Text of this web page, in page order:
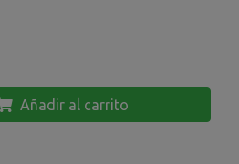
Añadir al carrito